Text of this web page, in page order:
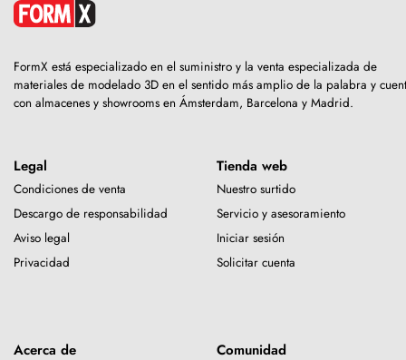
FormX está especializado en el suministro y la venta especializada de
materiales de modelado 3D en el sentido más amplio de la palabra y
con almacenes y showrooms en Ámsterdam, Barcelona y Madrid.
Legal
Condiciones de venta
Descargo de responsabilidad
Aviso legal
Privacidad
Tienda web
Nuestro surtido
Servicio y asesoramiento
Iniciar sesión
Solicitar cuenta
Acerca de Comunidad